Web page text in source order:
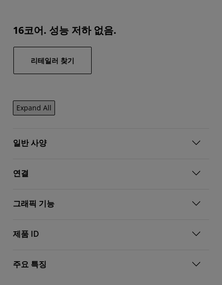
16코어. 성능 저하 없음.
리테일러 찾기
Expand All
일반 사양
연결
그래픽 기능
제품 ID
주요 특징